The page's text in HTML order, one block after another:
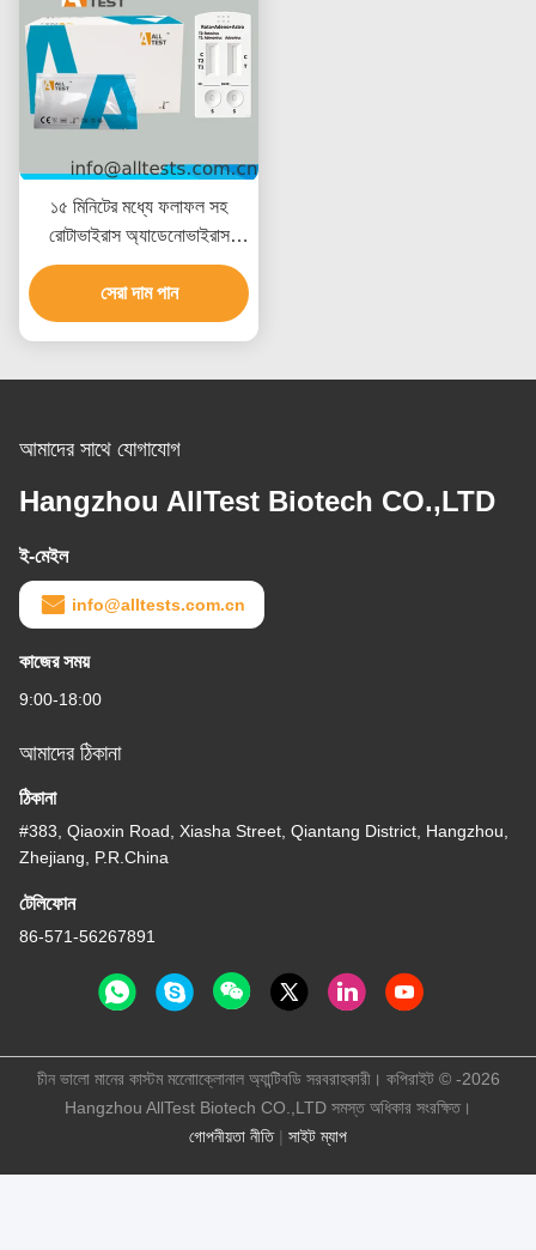
১৫ মিনিটের মধ্যে ফলাফল সহ
রোটাভাইরাস অ্যাডেনোভাইরাস
অ্যাস্ট্রোভাইরাস কম্বো র‍্যাপিড
টেস্ট, সিই সার্টিফাইড এবং উচ্চ
নির্ভুলতা
সেরা দাম পান
আমাদের সাথে যোগাযোগ
Hangzhou AllTest Biotech CO.,LTD
ই-মেইল
info@alltests.com.cn
কাজের সময়
9:00-18:00
আমাদের ঠিকানা
ঠিকানা
#383, Qiaoxin Road, Xiasha Street, Qiantang District, Hangzhou,
Zhejiang, P.R.China
টেলিফোন
86-571-56267891
গোপনীয়তা নীতি| সাইট ম্যাপ
চীন ভালো মানের কাস্টম মনোোক্লোনাল অ্যান্টিবডি সরবরাহকারী। কপিরাইট © -2026
Hangzhou AllTest Biotech CO.,LTD সমস্ত অধিকার সংরক্ষিত।